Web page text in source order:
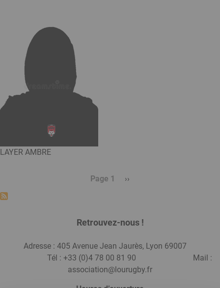
LAYER AMBRE
Pagination
Page 1
Page
››
Retrouvez-nous !
Adresse : 405 Avenue Jean Jaurès, Lyon 69007
Tél : +33 (0)4 78 00 81 90 Mail :
association@lourugby.fr